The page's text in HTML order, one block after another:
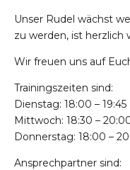
Unser Rudel wächst
zu werden, ist herzlich
Wir freuen uns auf
Trainingszeiten sind:
Dienstag: 18:00 –
Mittwoch: 18:30 –
Donnerstag: 18:00 –
Ansprechpartner sind: